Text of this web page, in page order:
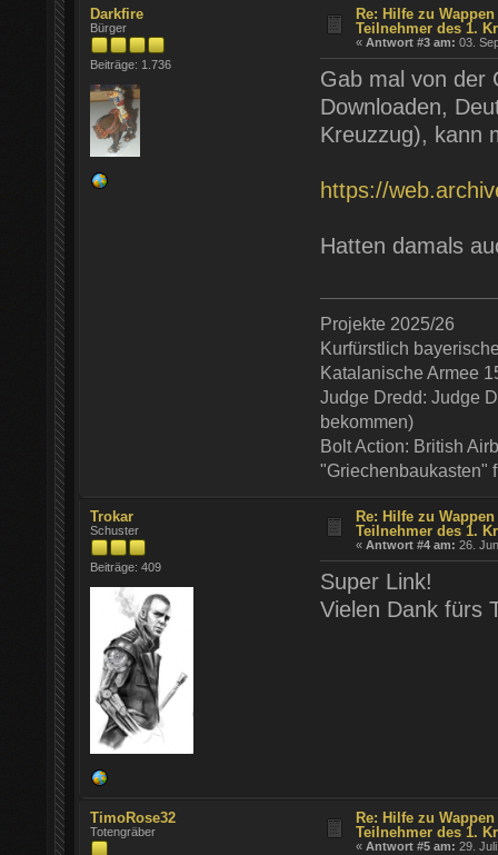
Darkfire
Bürger
Beiträge: 1.736
Re: Hilfe zu
Teilnehmer des 1.
«Antwort #3 am: 03.
Gab mal von der
Downloaden,
Kreuzzug), kann
https://
Hatten damals
Projekte 2025/26
Kurfürstlich
Katalanische Armee
Judge Dredd: Judge
bekommen)
Bolt Action: British
"Griechenbaukasten"
Trokar
Schuster
Beiträge: 409
Re: Hilfe zu
Teilnehmer des 1.
«Antwort #4 am: 26.
Super Link!
Vielen Dank fürs
TimoRose32
Totengräber
Re: Hilfe zu
Teilnehmer des 1.
«Antwort #5 am: 29.